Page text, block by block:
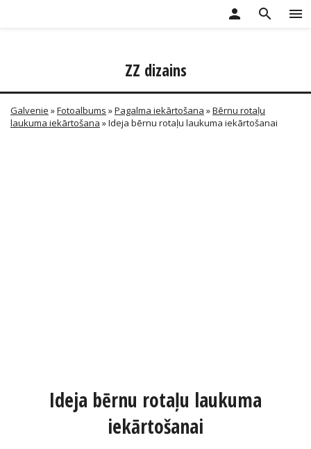
menu
search
person
ZZ dizains
Galvenie »Fotoalbums »Pagalma iekārtošana »Bērnu rotaļu
laukuma iekārtošana » Ideja bērnu rotaļu laukuma iekārtošanai
Ideja bērnu rotaļu laukuma
iekārtošanai